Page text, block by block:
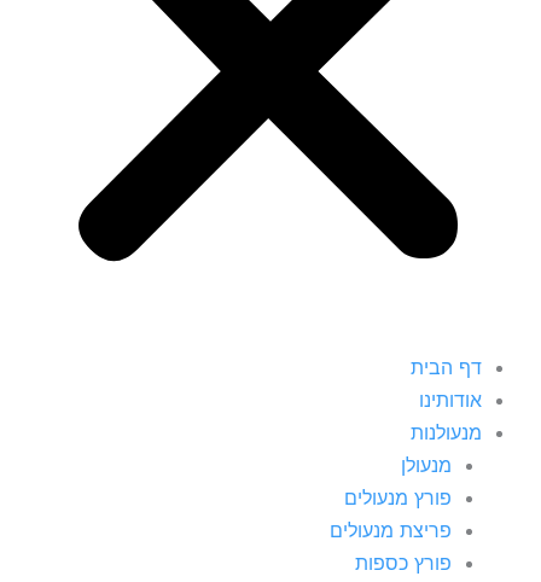
דף הבית
אודותינו
מנעולנות
מנעולן
פורץ מנעולים
פריצת מנעולים
פורץ כספות